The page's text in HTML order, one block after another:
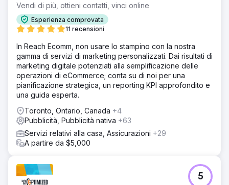
Vendi di più, ottieni contatti, vinci online
Esperienza comprovata
11 recensioni
In Reach Ecomm, non usare lo stampino con la nostra
gamma di servizi di marketing personalizzati. Dai risultati di
marketing digitale potenziati alla semplificazione delle
operazioni di eCommerce; conta su di noi per una
pianificazione strategica, un reporting KPI approfondito e
una guida esperta.
Toronto, Ontario, Canada +4
Pubblicità, Pubblicità nativa +63
Servizi relativi alla casa, Assicurazioni +29
A partire da $5,000
5